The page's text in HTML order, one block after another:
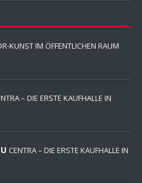
KUNST IM ÖFFENTLICHEN RAUM
– DIE ERSTE KAUFHALLE IN
CENTRA – DIE ERSTE KAUFHALLE IN